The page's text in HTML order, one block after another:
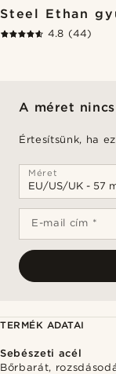
Steel Ethan
4.8 (44)
A méret
Értesítsünk, ha
Méret
E-mail cím *
TERMÉK ADATAI
Sebészeti acél
Bőrbarát,